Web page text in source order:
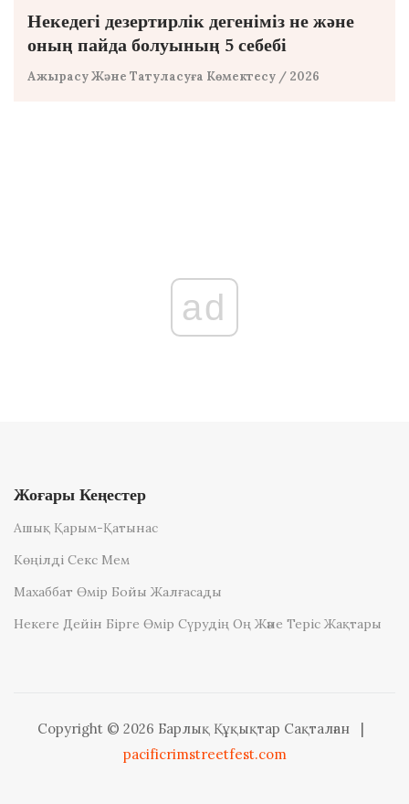
Некедегі дезертирлік дегеніміз не және
оның пайда болуының 5 себебі
Ажырасу Және Татуласуға Көмектесу / 2026
ad
Жоғары Кеңестер
Ашық Қарым-Қатынас
Көңілді Секс Мем
Махаббат Өмір Бойы Жалғасады
Некеге Дейін Бірге Өмір Сүрудің Оң Және Теріс Жақтары
Copyright © 2026 Барлық Құқықтар Сақталған
pacificrimstreetfest.com